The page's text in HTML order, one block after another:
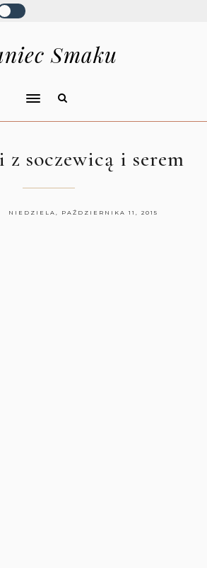
Smaku
z soczewicą i serem
NIEDZIELA, PAŹDZIERNIKA 11, 2015